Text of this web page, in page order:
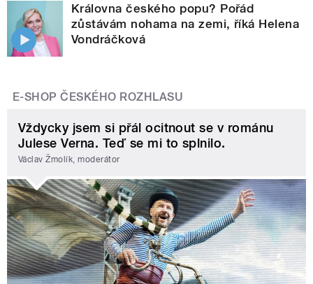
Královna českého popu? Pořád
zůstávám nohama na zemi, říká Helena
Vondráčková
E-SHOP ČESKÉHO ROZHLASU
Vždycky jsem si přál ocitnout se v románu
Julese Verna. Teď se mi to splnilo.
Václav Žmolík, moderátor